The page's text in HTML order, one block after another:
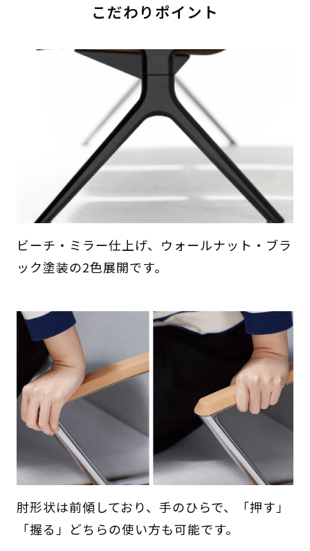
こだわりポイント
ビーチ・ミラー仕上げ、ウォールナット・ブラ
ック塗装の2色展開です。
肘形状は前傾しており、手のひらで、「押す」
「握る」どちらの使い方も可能です。